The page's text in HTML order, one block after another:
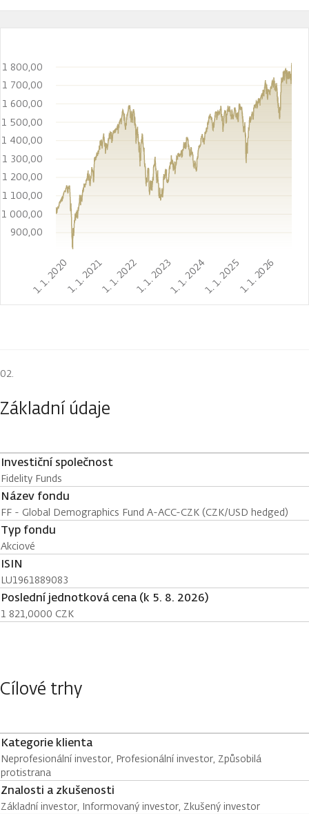
1. 1. 20201. 1. 20211. 1. 20221. 1. 20231. 1. 20241. 1. 20251. 1. 2026
900,00
1 000,00
1 100,00
1 200,00
1 300,00
1 400,00
1 500,00
1 600,00
1 700,00
1 800,00
Základní údaje
Investiční společnost
Fidelity Funds
Název fondu
FF - Global Demographics Fund A-ACC-CZK (CZK/USD hedged)
Typ fondu
Akciové
ISIN
LU1961889083
Poslední jednotková cena (k 5. 8. 2026)
1 821,0000 CZK
Cílové trhy
Kategorie klienta
Neprofesionální investor, Profesionální investor, Způsobilá
protistrana
Znalosti a zkušenosti
Základní investor, Informovaný investor, Zkušený investor